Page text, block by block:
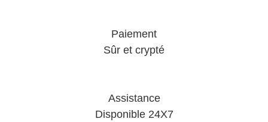
Paiement
Sûr et crypté
Assistance
Disponible 24X7